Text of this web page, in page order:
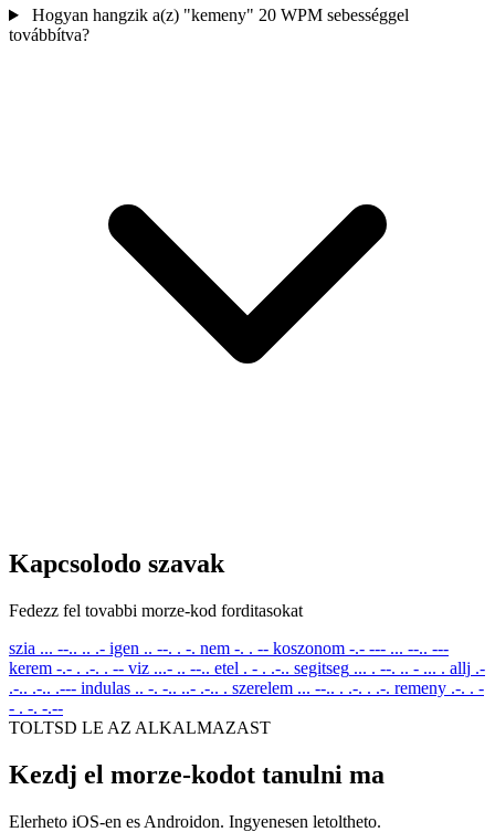
Hogyan hangzik a(z) "kemeny" 20 WPM sebességgel
továbbítva?
Kapcsolodo szavak
Fedezz fel tovabbi morze-kod forditasokat
szia ... --.. .. .- igen .. --. . -. nem -. . -- koszonom -.- --- ... --.. ---
kerem -.- . .-. . -- viz ...- .. --.. etel . - . .-.. segitseg ... . --. .. - ... . allj .-
.-.. .-.. .--- indulas .. -. -.. ..- .-.. . szerelem ... --.. . .-. . .-. remeny .-. . -
- . -. -.--
TOLTSD LE AZ ALKALMAZAST
Kezdj el morze-kodot tanulni ma
Elerheto iOS-en es Androidon. Ingyenesen letoltheto.